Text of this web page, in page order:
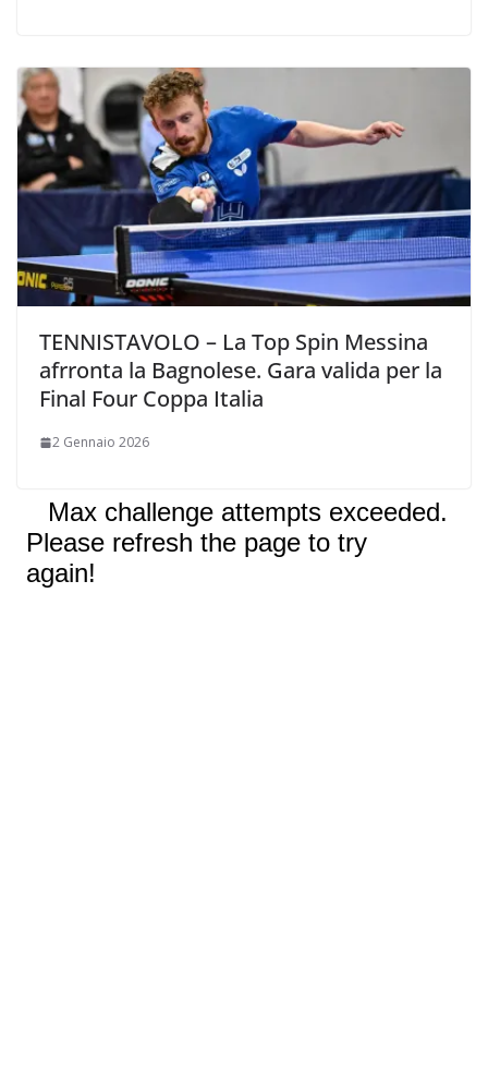
TENNISTAVOLO – La Top Spin Messina
afrronta la Bagnolese. Gara valida per la
Final Four Coppa Italia
2 Gennaio 2026